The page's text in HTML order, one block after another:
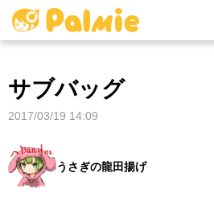
サブバッグ
2017/03/19 14:09
うさぎの龍田揚げ